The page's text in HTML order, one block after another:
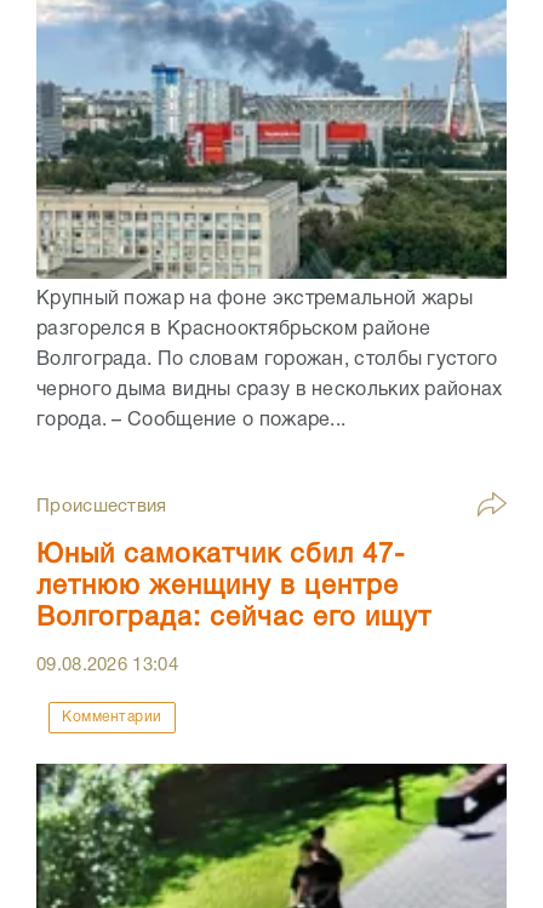
Крупный пожар на фоне экстремальной жары
разгорелся в Краснооктябрьском районе
Волгограда. По словам горожан, столбы густого
черного дыма видны сразу в нескольких районах
города. – Сообщение о пожаре...
Происшествия
Юный самокатчик сбил 47-
летнюю женщину в центре
Волгограда: сейчас его ищут
09.08.2026 13:04
Комментарии